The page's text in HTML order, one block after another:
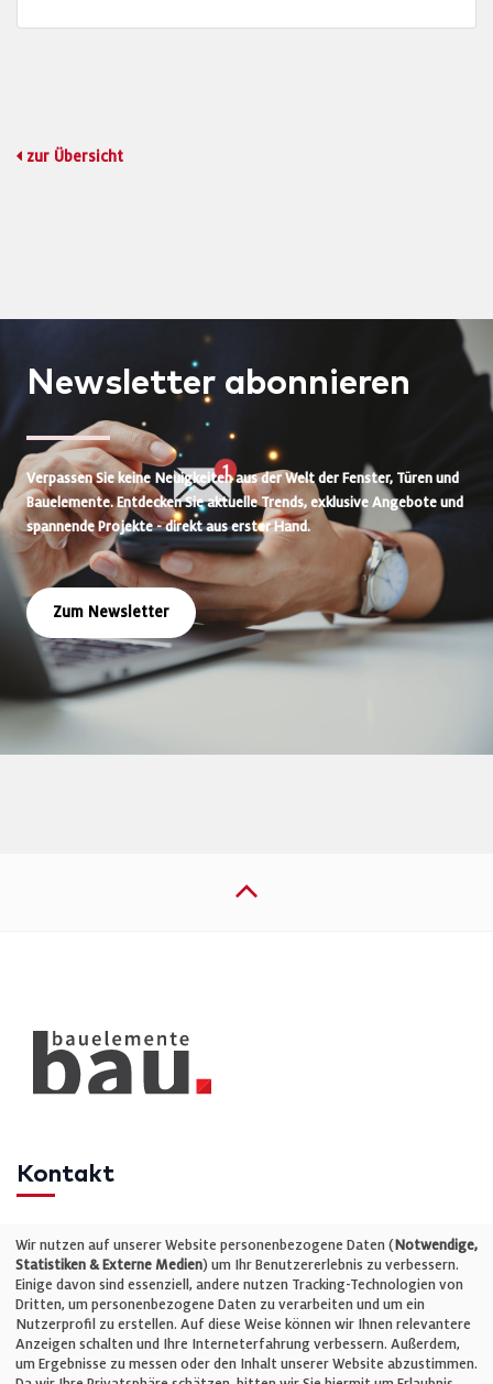
zur Übersicht
Newsletter abonnieren
Verpassen Sie keine Neuigkeiten aus der Welt der Fenster, Türen und
Bauelemente. Entdecken Sie aktuelle Trends, exklusive Angebote und
spannende Projekte - direkt aus erster Hand.
Zum Newsletter
Kontakt
Telefon: +49 (0)711 2585563-0
E-Mail:info@bauelemente-bau.eu
Unternehmen
Wir nutzen auf unserer Website personenbezogene Daten (Notwendige,
Statistiken & Externe Medien) um Ihr Benutzererlebnis zu verbessern.
Einige davon sind essenziell, andere nutzen Tracking-Technologien von
Dritten, um personenbezogene Daten zu verarbeiten und um ein
Nutzerprofil zu erstellen. Auf diese Weise können wir Ihnen relevantere
Anzeigen schalten und Ihre Interneterfahrung verbessern. Außerdem,
um Ergebnisse zu messen oder den Inhalt unserer Website abzustimmen.